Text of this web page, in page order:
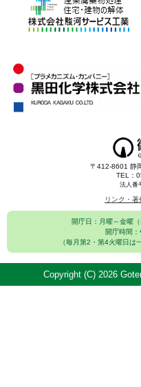
〒412-8601 静
TEL：
法人番
リンク・
開庁日：月曜～金曜
開庁時間
（毎月第2・第4火曜日
Copyright (C) 2026